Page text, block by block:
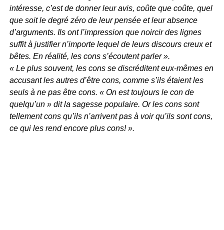
intéresse, c’est de donner leur avis, coûte que coûte, quel
que soit le degré zéro de leur pensée et leur absence
d’arguments. Ils ont l’impression que noircir des lignes
suffit à justifier n’importe lequel de leurs discours creux et
bêtes. En réalité, les cons s’écoutent parler ».
« Le plus souvent, les cons se discréditent eux-mêmes en
accusant les autres d’être cons, comme s’ils étaient les
seuls à ne pas être cons. « On est toujours le con de
quelqu’un » dit la sagesse populaire. Or les cons sont
tellement cons qu’ils n’arrivent pas à voir qu’ils sont cons,
ce qui les rend encore plus cons! ».